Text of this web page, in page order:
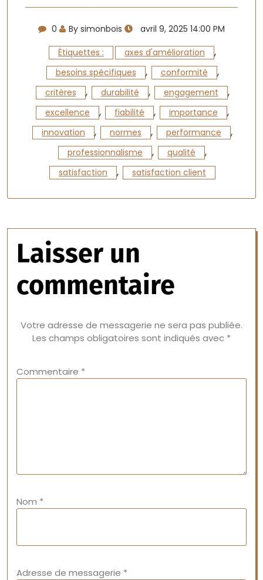
0 By simonbois
avril 9, 2025 14:00 PM
Étiquettes :
axes d'amélioration ,
besoins spécifiques , conformité ,
critères , durabilité , engagement ,
excellence , fiabilité , importance ,
innovation , normes , performance ,
professionnalisme , qualité ,
satisfaction , satisfaction client
Laisser un
commentaire
Votre adresse de messagerie ne sera pas publiée.
Les champs obligatoires sont indiqués avec *
Commentaire *
Nom *
Adresse de messagerie *